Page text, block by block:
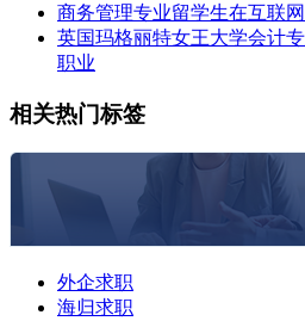
商务管理专业留学生在互联
英国玛格丽特女王大学会计
职业
相关热门标签
外企求职
海归求职